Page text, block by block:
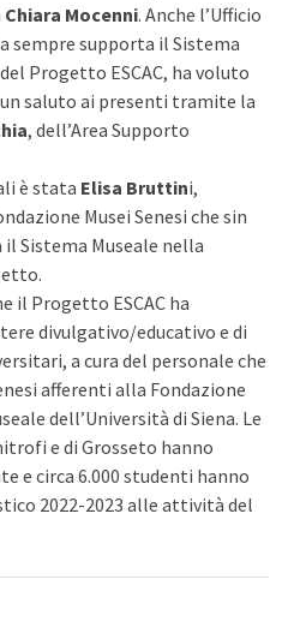
Chiara Mocenni. Anche l’Ufficio
sempre supporta il Sistema
Progetto ESCAC, ha voluto
saluto ai presenti tramite la
, dell’Area Supporto
è stata Elisa Bruttini,
Musei Senesi che sin
Sistema Museale nella
il Progetto ESCAC ha
divulgativo/educativo e di
a cura del personale che
afferenti alla Fondazione
dell’Università di Siena. Le
e di Grosseto hanno
e circa 6.000 studenti hanno
2022-2023 alle attività del